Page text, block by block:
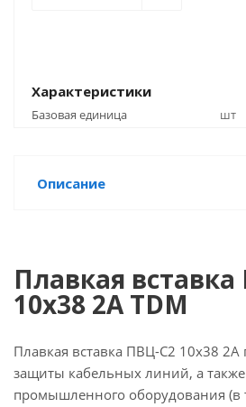
Характеристики
Базовая единица шт
Описание
Плавкая
10х38 2А TDM
Плавкая вставка ПВЦ-С2 10х38 2А
защиты кабельных линий, а
промышленного оборудования (в